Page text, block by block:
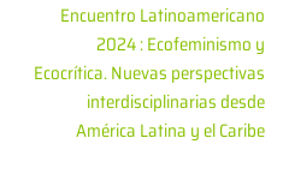
Encuentro Latinoamericano
2024 : Ecofeminismo y
Ecocrítica. Nuevas perspectivas
interdisciplinarias desde
América Latina y el Caribe